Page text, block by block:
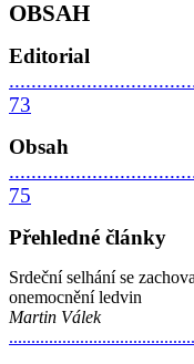
OBSAH
Editorial
73
Obsah
75
Přehledné články
Srdeční selhání se
onemocnění ledvin
Martin Válek